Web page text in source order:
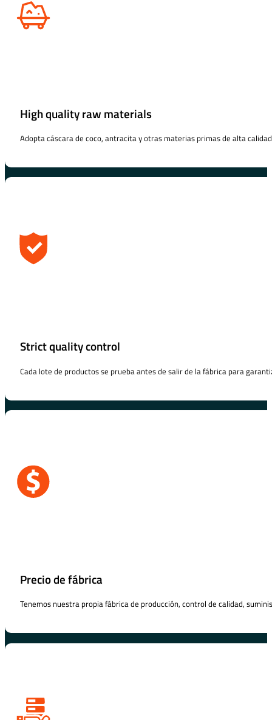
High quality raw materials
Adopta cáscara de coco, antracita y otras materias primas de alta
Strict quality control
Cada lote de productos se prueba antes de salir de la fábrica para
Precio de fábrica
Tenemos nuestra propia fábrica de producción, control de calidad,